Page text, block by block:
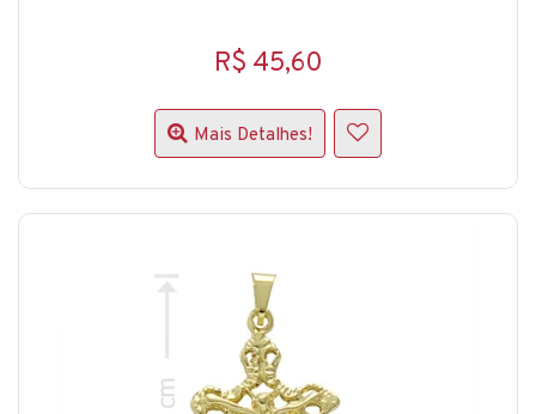
R$ 45,60
Mais Detalhes!